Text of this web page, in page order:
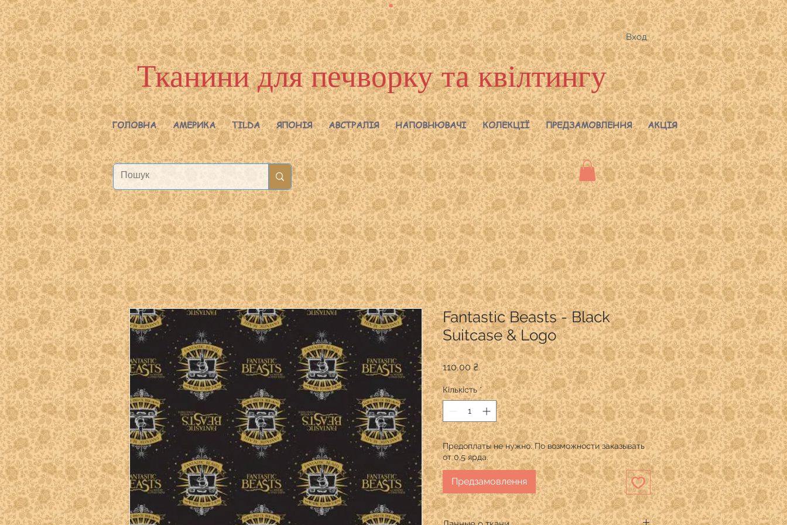
Вход
Тканини для печворку та квілтингу
ГОЛОВНА АМЕРИКА TILDA ЯПОНІЯ АВСТРАЛІЯ НАПОВНЮВАЧІ КОЛЕКЦІЇ ПРЕДЗАМОВЛЕННЯ АКЦІЯ
Fantastic Beasts - Black
Suitcase & Logo
110,00 ₴Ціна
Кількість *
Предоплаты не нужно. По возможности заказывать
от 0,5 ярда.
Предзамовлення